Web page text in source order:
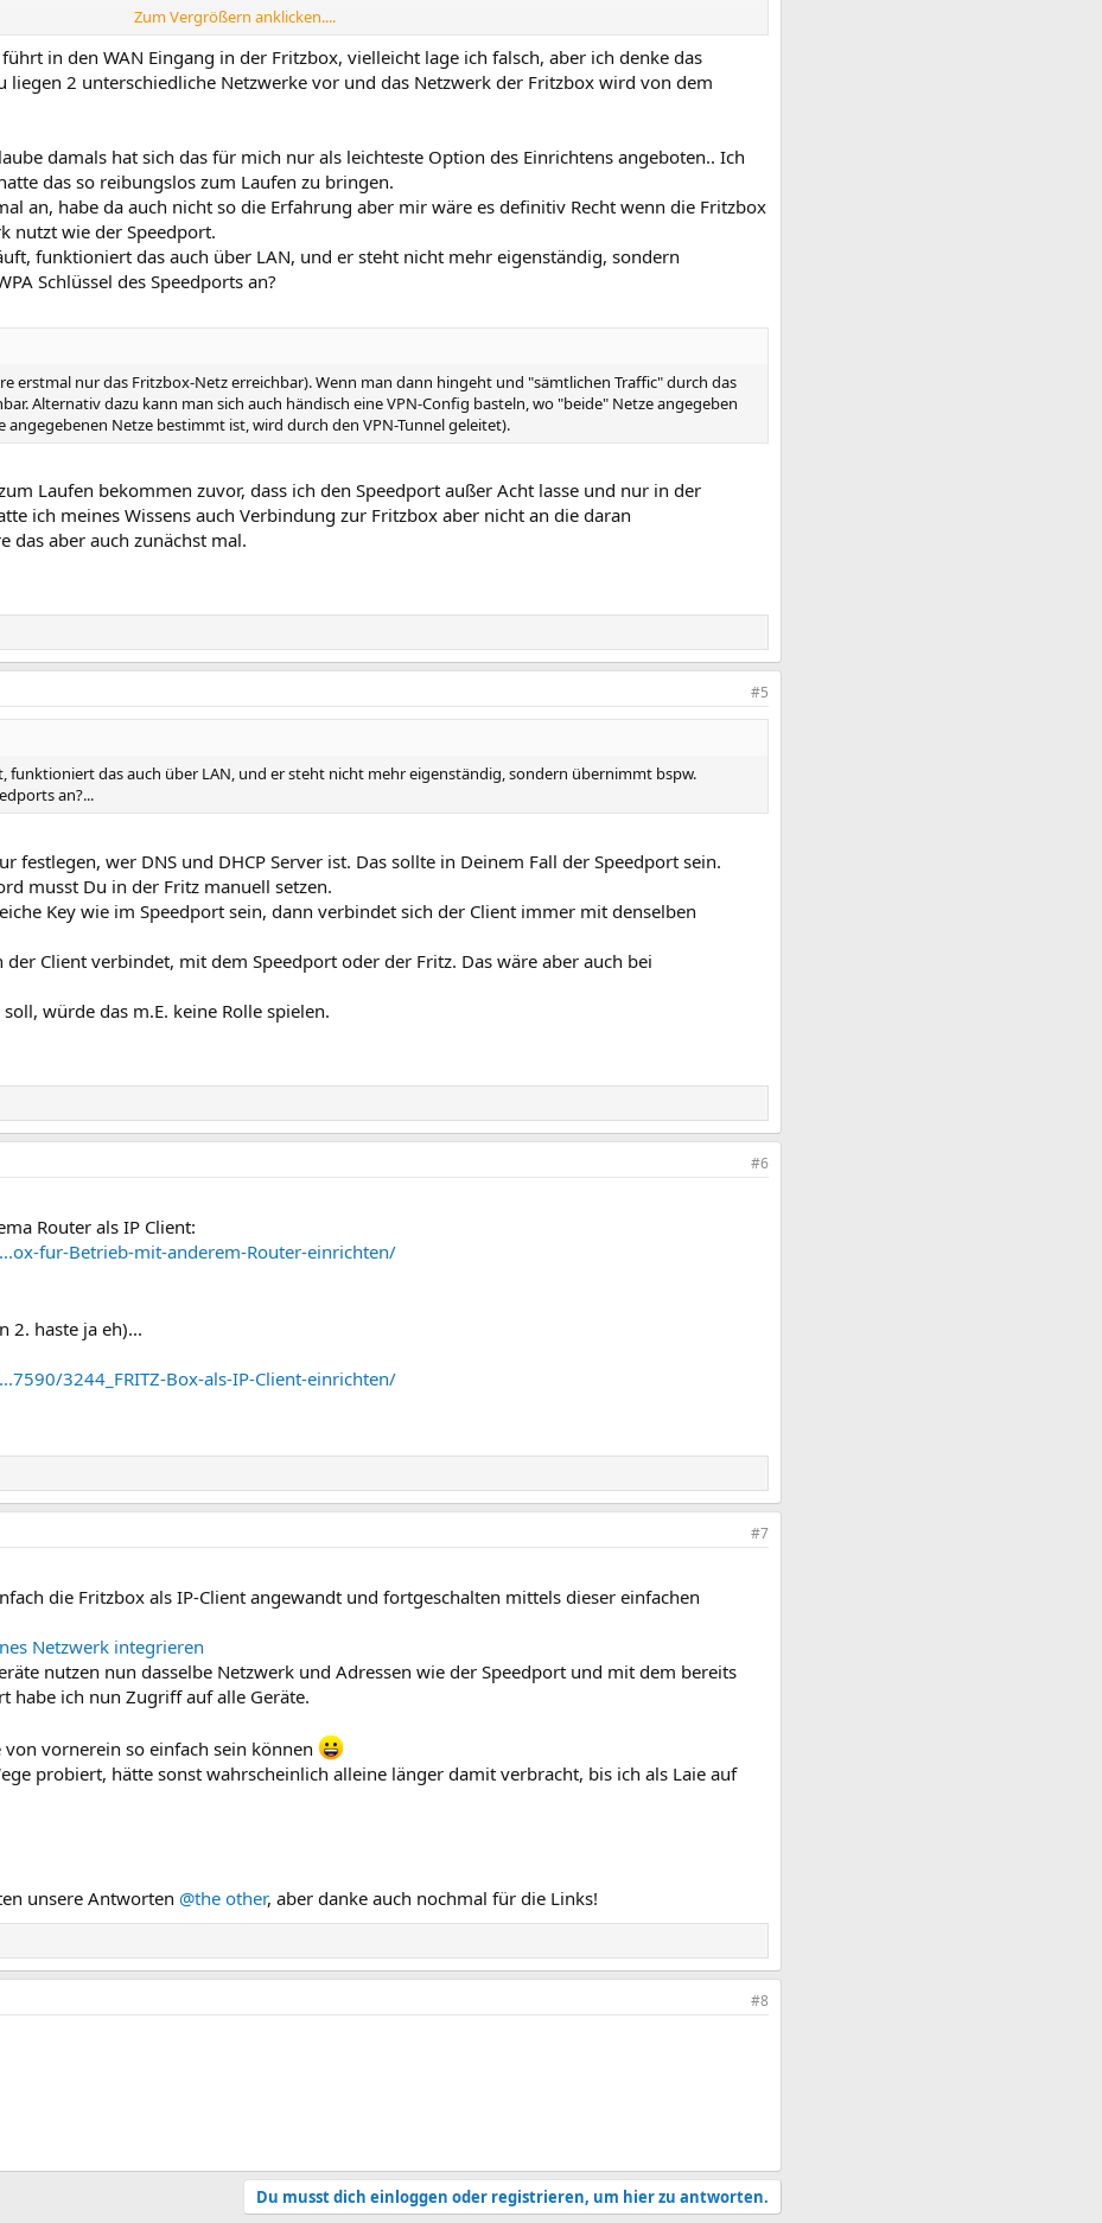
sein? Kannst du die fritzbox nicht als ip client (ein anderer router stellt Internetverbindung her)
trennen?
die unbedingt als kaskadierter router laufen muss) eine pwl anlegen, damit diese den Verkehr durch
IP client arbeiten...
Zum Vergrößern anklicken....
in den WAN Eingang in der Fritzbox, vielleicht lage ich falsch, aber ich denke das
liegen 2 unterschiedliche Netzwerke vor und das Netzwerk der Fritzbox wird von dem
damals hat sich das für mich nur als leichteste Option des Einrichtens angeboten.. Ich
das so reibungslos zum Laufen zu bringen.
an, habe da auch nicht so die Erfahrung aber mir wäre es definitiv Recht wenn die Fritzbox
nutzt wie der Speedport.
funktioniert das auch über LAN, und er steht nicht mehr eigenständig, sondern
Schlüssel des Speedports an?
erstmal nur das Fritzbox-Netz erreichbar). Wenn man dann hingeht und "sämtlichen Traffic" durch das
Alternativ dazu kann man sich auch händisch eine VPN-Config basteln, wo "beide" Netze angegeben
angegebenen Netze bestimmt ist, wird durch den VPN-Tunnel geleitet).
Laufen bekommen zuvor, dass ich den Speedport außer Acht lasse und nur in der
ich meines Wissens auch Verbindung zur Fritzbox aber nicht an die daran
das aber auch zunächst mal.
#5
funktioniert das auch über LAN, und er steht nicht mehr eigenständig, sondern übernimmt bspw.
an?...
festlegen, wer DNS und DHCP Server ist. Das sollte in Deinem Fall der Speedport sein.
musst Du in der Fritz manuell setzen.
Key wie im Speedport sein, dann verbindet sich der Client immer mit denselben
Client verbindet, mit dem Speedport oder der Fritz. Das wäre aber auch bei
würde das m.E. keine Rolle spielen.
#6
Router als IP Client:
fur-Betrieb-mit-anderem-Router-einrichten/
2. haste ja eh)...
3244_FRITZ-Box-als-IP-Client-einrichten/
#7
die Fritzbox als IP-Client angewandt und fortgeschalten mittels dieser einfachen
Netzwerk integrieren
nutzen nun dasselbe Netzwerk und Adressen wie der Speedport und mit dem bereits
habe ich nun Zugriff auf alle Geräte.
vornerein so einfach sein können
probiert, hätte sonst wahrscheinlich alleine länger damit verbracht, bis ich als Laie auf
unsere Antworten @the other, aber danke auch nochmal für die Links!
#8
Du musst dich einloggen oder registrieren, um hier zu antworten.